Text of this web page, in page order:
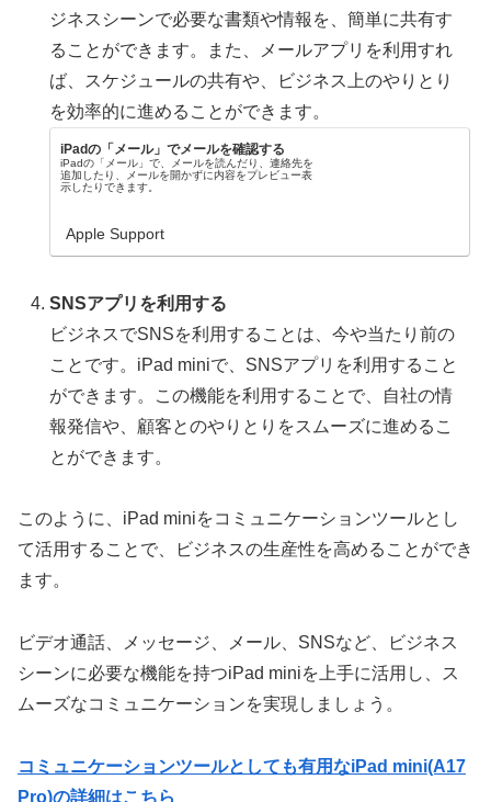
ジネスシーンで必要な書類や情報を、簡単に共有す
ることができます。また、メールアプリを利用すれ
ば、スケジュールの共有や、ビジネス上のやりとり
を効率的に進めることができます。
iPadの「メール」でメールを確認する
iPadの「メール」で、メールを読んだり、連絡先を
追加したり、メールを開かずに内容をプレビュー表
示したりできます。
Apple Support
SNSアプリを利用する
ビジネスでSNSを利用することは、今や当たり前の
ことです。iPad miniで、SNSアプリを利用すること
ができます。この機能を利用することで、自社の情
報発信や、顧客とのやりとりをスムーズに進めるこ
とができます。
このように、iPad miniをコミュニケーションツールとし
て活用することで、ビジネスの生産性を高めることができ
ます。
ビデオ通話、メッセージ、メール、SNSなど、ビジネス
シーンに必要な機能を持つiPad miniを上手に活用し、ス
ムーズなコミュニケーションを実現しましょう。
コミュニケーションツールとしても有用なiPad mini(A17
Pro)の詳細はこちら